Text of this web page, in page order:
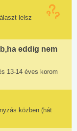
lelsz
eddig nem
13-14 éves korom
közben (hát